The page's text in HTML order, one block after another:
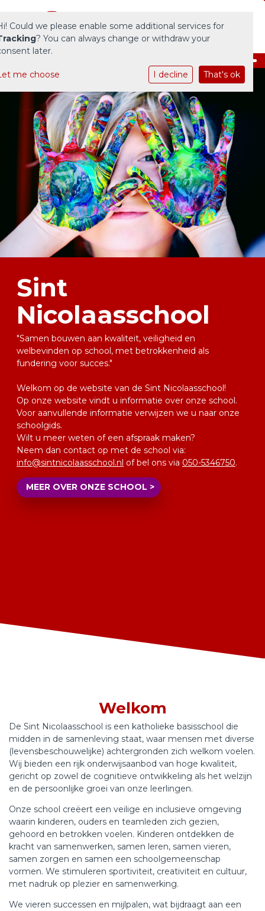
Onze school
Praktische informatie
Ouders
Actueel
Sint
Nicolaasschool
"Samen bouwen aan kwaliteit, veiligheid en
welbevinden op school, met betrokkenheid als
fundering voor succes."
Welkom op de website van de Sint Nicolaasschool!
Op onze website vindt u informatie over onze school.
Voor aanvullende informatie verwijzen we u naar onze
schoolgids.
Wilt u meer weten of een afspraak maken?
Neem dan contact op met de school via:
info@sintnicolaasschool.nl of bel ons via 050-5346750.
MEER OVER ONZE SCHOOL >
Welkom
De Sint Nicolaasschool is een katholieke basisschool die
midden in de samenleving staat, waar mensen met diverse
(levensbeschouwelijke) achtergronden zich welkom voelen.
Wij bieden een rijk onderwijsaanbod van hoge kwaliteit,
gericht op zowel de cognitieve ontwikkeling als het welzijn
en de persoonlijke groei van onze leerlingen.
Onze school creëert een veilige en inclusieve omgeving
waarin kinderen, ouders en teamleden zich gezien,
gehoord en betrokken voelen. Kinderen ontdekken de
kracht van samenwerken, samen leren, samen vieren,
samen zorgen en samen een schoolgemeenschap
vormen. We stimuleren sportiviteit, creativiteit en cultuur,
met nadruk op plezier en samenwerking.
We vieren successen en mijlpalen, wat bijdraagt aan een
Could we please enable some additional services for
? You can always change or withdraw your
later.
me choose I decline That's ok